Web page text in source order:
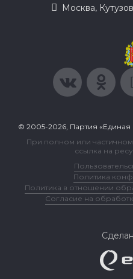
Москва,
© 2005-2026, Партия
При полном или
ссылка на
Политика
Политика в отношении
Согласие на